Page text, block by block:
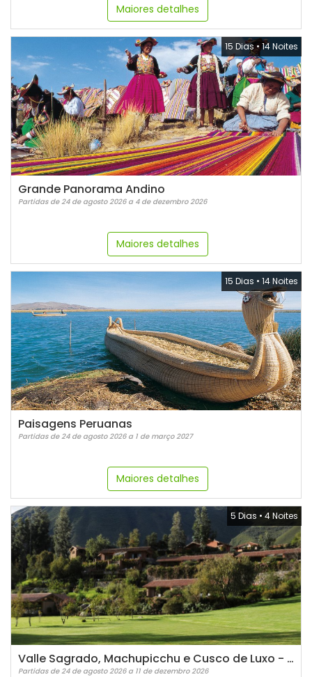
Maiores detalhes
15 Dias •14 Noites
Grande Panorama Andino
Partidas de 24 de agosto 2026 a 4 de dezembro 2026
Maiores detalhes
15 Dias • 14 Noites
Paisagens Peruanas
Partidas de 24 de agosto 2026 a 1 de março 2027
Maiores detalhes
5 Dias • 4 Noites
Valle Sagrado, Machupicchu e Cusco de Luxo - Hotéis Belmond
Partidas de 24 de agosto 2026 a 11 de dezembro 2026